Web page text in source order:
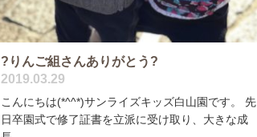
?りんご組さんありがとう?
2019.03.29
こんにちは(*^^*)サンライズキッズ白山園です。 先
日卒園式で修了証書を立派に受け取り、大きな成